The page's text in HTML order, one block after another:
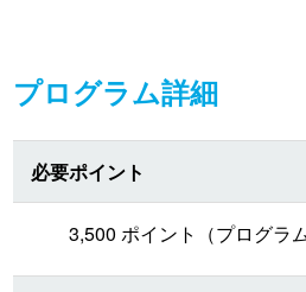
プログラム詳細
必要ポイント
3,500 ポイント（プログラ